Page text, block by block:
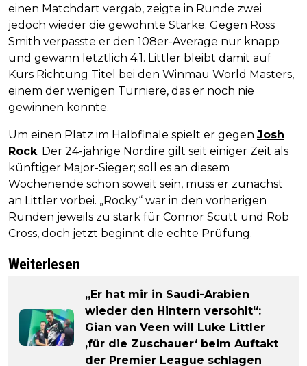
einen Matchdart vergab, zeigte in Runde zwei
jedoch wieder die gewohnte Stärke. Gegen Ross
Smith verpasste er den 108er-Average nur knapp
und gewann letztlich 4:1. Littler bleibt damit auf
Kurs Richtung Titel bei den Winmau World Masters,
einem der wenigen Turniere, das er noch nie
gewinnen konnte.
Um einen Platz im Halbfinale spielt er gegen Josh
Rock. Der 24-jährige Nordire gilt seit einiger Zeit als
künftiger Major-Sieger; soll es an diesem
Wochenende schon soweit sein, muss er zunächst
an Littler vorbei. „Rocky“ war in den vorherigen
Runden jeweils zu stark für Connor Scutt und Rob
Cross, doch jetzt beginnt die echte Prüfung.
Weiterlesen
„Er hat mir in Saudi-Arabien
wieder den Hintern versohlt“:
Gian van Veen will Luke Littler
‚für die Zuschauer‘ beim Auftakt
der Premier League schlagen